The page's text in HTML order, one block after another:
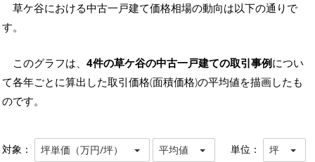
草ケ谷における中古一戸建て価格相場の動向は以下の通りで
す。
このグラフは、 4件の草ケ谷の中古一戸建ての取引事例につい
て各年ごとに算出した取引価格(面積価格)の平均値を描画したも
のです。
対象： 坪単価（万円/坪） 平均値 単位： 坪